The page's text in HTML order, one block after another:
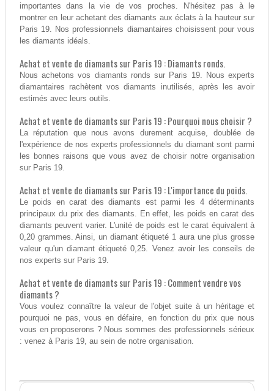
importantes dans la vie de vos proches. N'hésitez pas à le
montrer en leur achetant des diamants aux éclats à la hauteur sur
Paris 19. Nos professionnels diamantaires choisissent pour vous
les diamants idéals.
Achat et vente de diamants sur Paris 19 : Diamants ronds.
Nous achetons vos diamants ronds sur Paris 19. Nous experts
diamantaires rachètent vos diamants inutilisés, après les avoir
estimés avec leurs outils.
Achat et vente de diamants sur Paris 19 : Pourquoi nous choisir ?
La réputation que nous avons durement acquise, doublée de
l'expérience de nos experts professionnels du diamant sont parmi
les bonnes raisons que vous avez de choisir notre organisation
sur Paris 19.
Achat et vente de diamants sur Paris 19 : L'importance du poids.
Le poids en carat des diamants est parmi les 4 déterminants
principaux du prix des diamants. En effet, les poids en carat des
diamants peuvent varier. L'unité de poids est le carat équivalent à
0,20 grammes. Ainsi, un diamant étiqueté 1 aura une plus grosse
valeur qu'un diamant étiqueté 0,25. Venez avoir les conseils de
nos experts sur Paris 19.
Achat et vente de diamants sur Paris 19 : Comment vendre vos
diamants ?
Vous voulez connaître la valeur de l'objet suite à un héritage et
pourquoi ne pas, vous en défaire, en fonction du prix que nous
vous en proposerons ? Nous sommes des professionnels sérieux
: venez à Paris 19, au sein de notre organisation.